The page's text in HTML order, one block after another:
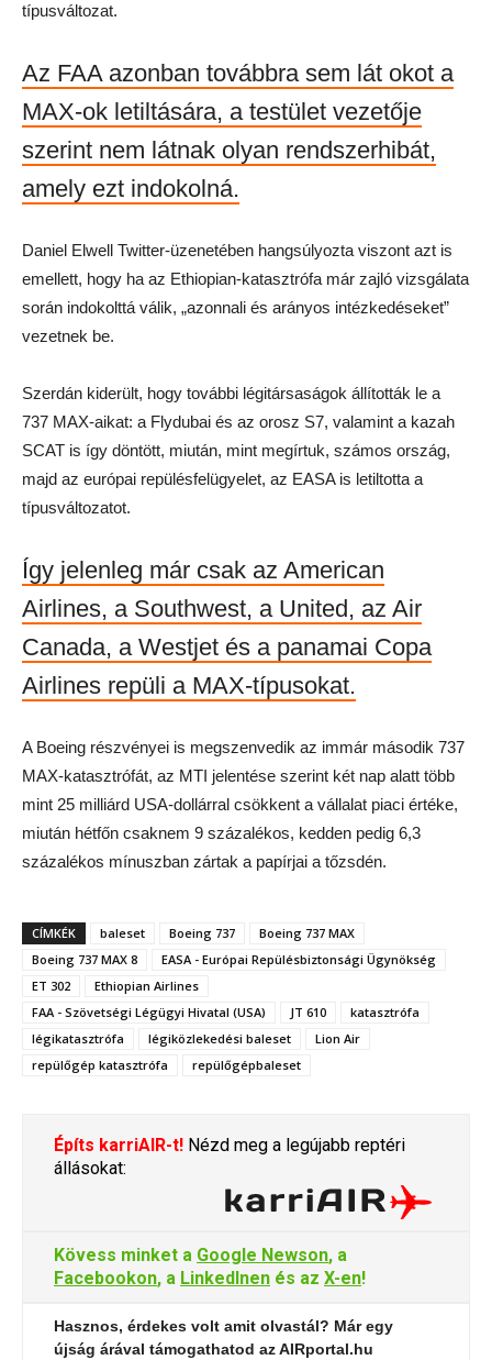
típusváltozat.
Az FAA azonban továbbra sem lát okot a
MAX-ok letiltására, a testület vezetője
szerint nem látnak olyan rendszerhibát,
amely ezt indokolná.
Daniel Elwell Twitter-üzenetében hangsúlyozta viszont azt is
emellett, hogy ha az Ethiopian-katasztrófa már zajló vizsgálata
során indokolttá válik, „azonnali és arányos intézkedéseket”
vezetnek be.
Szerdán kiderült, hogy további légitársaságok állították le a
737 MAX-aikat: a Flydubai és az orosz S7, valamint a kazah
SCAT is így döntött, miután, mint megírtuk, számos ország,
majd az európai repülésfelügyelet, az EASA is letiltotta a
típusváltozatot.
Így jelenleg már csak az American
Airlines, a Southwest, a United, az Air
Canada, a Westjet és a panamai Copa
Airlines repüli a MAX-típusokat.
A Boeing részvényei is megszenvedik az immár második 737
MAX-katasztrófát, az MTI jelentése szerint két nap alatt több
mint 25 milliárd USA-dollárral csökkent a vállalat piaci értéke,
miután hétfőn csaknem 9 százalékos, kedden pedig 6,3
százalékos mínuszban zártak a papírjai a tőzsdén.
CÍMKÉK baleset Boeing 737
Boeing 737 MAX
Boeing 737 MAX 8
EASA - Európai Repülésbiztonsági Ügynökség
ET 302
Ethiopian Airlines
FAA - Szövetségi Légügyi Hivatal (USA)
JT 610
katasztrófa
légikatasztrófa
légiközlekedési baleset
Lion Air
repülőgép katasztrófa
repülőgépbaleset
Építs karriAIR-t! Nézd meg a legújabb reptéri
állásokat:
Kövess minket a Google Newson, a
Facebookon, a LinkedInen és az X-en!
Hasznos, érdekes volt amit olvastál? Már egy
újság árával támogathatod az AIRportal.hu